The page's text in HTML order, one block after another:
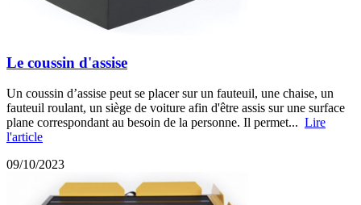
Le coussin d'assise
Un coussin d’assise peut se placer sur un fauteuil, une chaise, un
fauteuil roulant, un siège de voiture afin d'être assis sur une surface
plane correspondant au besoin de la personne. Il permet... Lire
l'article
09/10/2023